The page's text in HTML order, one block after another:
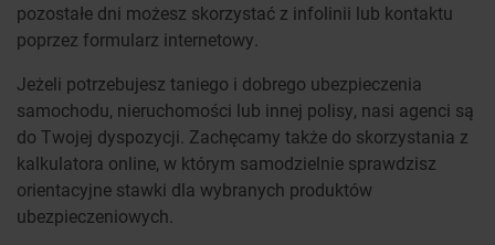
pozostałe dni możesz skorzystać z infolinii lub kontaktu
poprzez formularz internetowy.
Jeżeli potrzebujesz taniego i dobrego ubezpieczenia
samochodu, nieruchomości lub innej polisy, nasi agenci są
do Twojej dyspozycji. Zachęcamy także do skorzystania z
kalkulatora online, w którym samodzielnie sprawdzisz
orientacyjne stawki dla wybranych produktów
ubezpieczeniowych.